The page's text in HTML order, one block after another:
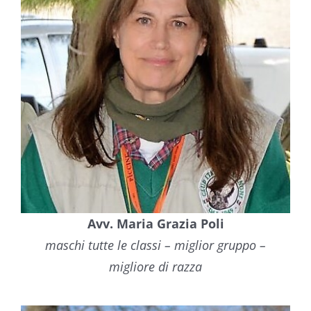
Avv. Maria Grazia Poli
maschi tutte le classi – miglior gruppo –
migliore di razza